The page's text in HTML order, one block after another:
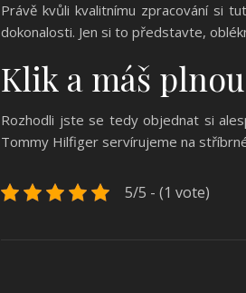
Právě kvůli kvalitnímu zpracování si
dokonalosti. Jen si to představte,
Klik a máš
Rozhodli jste se tedy objednat si
Tommy Hilfiger servírujeme na
5/5 - (1 vote)